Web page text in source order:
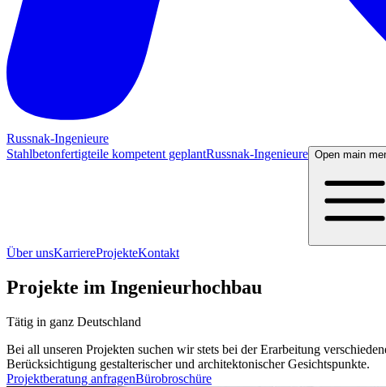
Russnak-Ingenieure
Stahlbetonfertigteile kompetent geplantRussnak-Ingenieure Open main
Über unsKarriereProjekteKontakt
Projekte im Ingenieurhochbau
Tätig in ganz Deutschland
Bei all unseren Projekten suchen wir stets bei der Erarbeitung
Berücksichtigung gestalterischer und architektonischer Gesichtspunkte.
Projektberatung anfragenBürobroschüre